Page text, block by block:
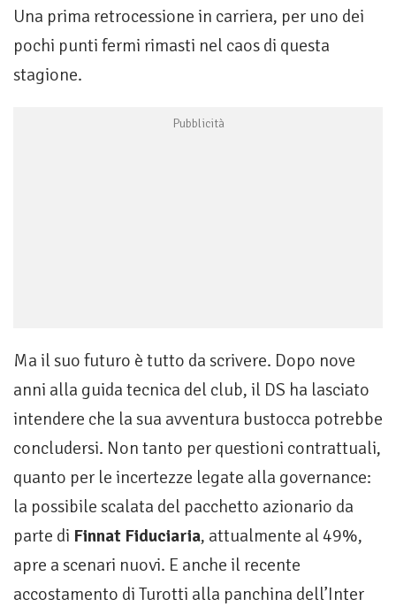
Una prima retrocessione in carriera, per uno dei
pochi punti fermi rimasti nel caos di questa
stagione.
Ma il suo futuro è tutto da scrivere. Dopo nove
anni alla guida tecnica del club, il DS ha lasciato
intendere che la sua avventura bustocca potrebbe
concludersi. Non tanto per questioni contrattuali,
quanto per le incertezze legate alla governance:
la possibile scalata del pacchetto azionario da
parte di Finnat Fiduciaria, attualmente al 49%,
apre a scenari nuovi. E anche il recente
accostamento di Turotti alla panchina dell’Inter